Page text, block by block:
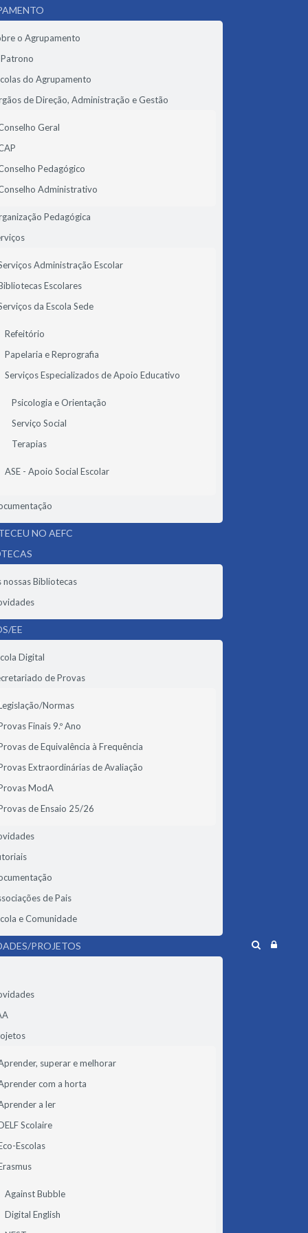
o Agrupamento
do Agrupamento
de Direção, Administração e Gestão
Geral
Pedagógico
Administrativo
Pedagógica
Administração Escolar
Escolares
da Escola Sede
Refeitório
Papelaria e Reprografia
Serviços Especializados de Apoio Educativo
Psicologia e Orientação
Serviço Social
Terapias
ASE - Apoio Social Escolar
NO AEFC
nossas Bibliotecas
EE
Digital
de Provas
Normas
Finais 9.º Ano
de Equivalência à Frequência
Extraordinárias de Avaliação
ModA
de Ensaio 25/26
de Pais
e Comunidade
PROJETOS
superar e melhorar
com a horta
a ler
Scolaire
Escolas
Against Bubble
Digital English